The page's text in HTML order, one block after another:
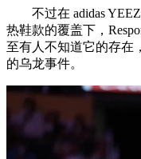
不过在 adidas
热鞋款的覆盖下，
至有人不知道它的存在
的乌龙事件。